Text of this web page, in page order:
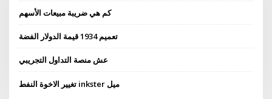
كم هي ضريبة مبيعات الأسهم
تعميم 1934 قيمة الدولار الفضة
عش منصة التداول التجريبي
تغيير الاخوة النفط inkster ميل